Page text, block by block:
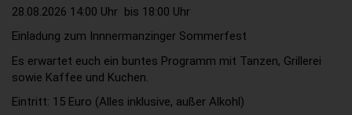
28.08.2026 14:00 Uhr bis 18:00 Uhr
Einladung zum Innnermanzinger Sommerfest
Es erwartet euch ein buntes Programm mit Tanzen, Grillerei
sowie Kaffee und Kuchen.
Eintritt: 15 Euro (Alles inklusive, außer Alkohl)